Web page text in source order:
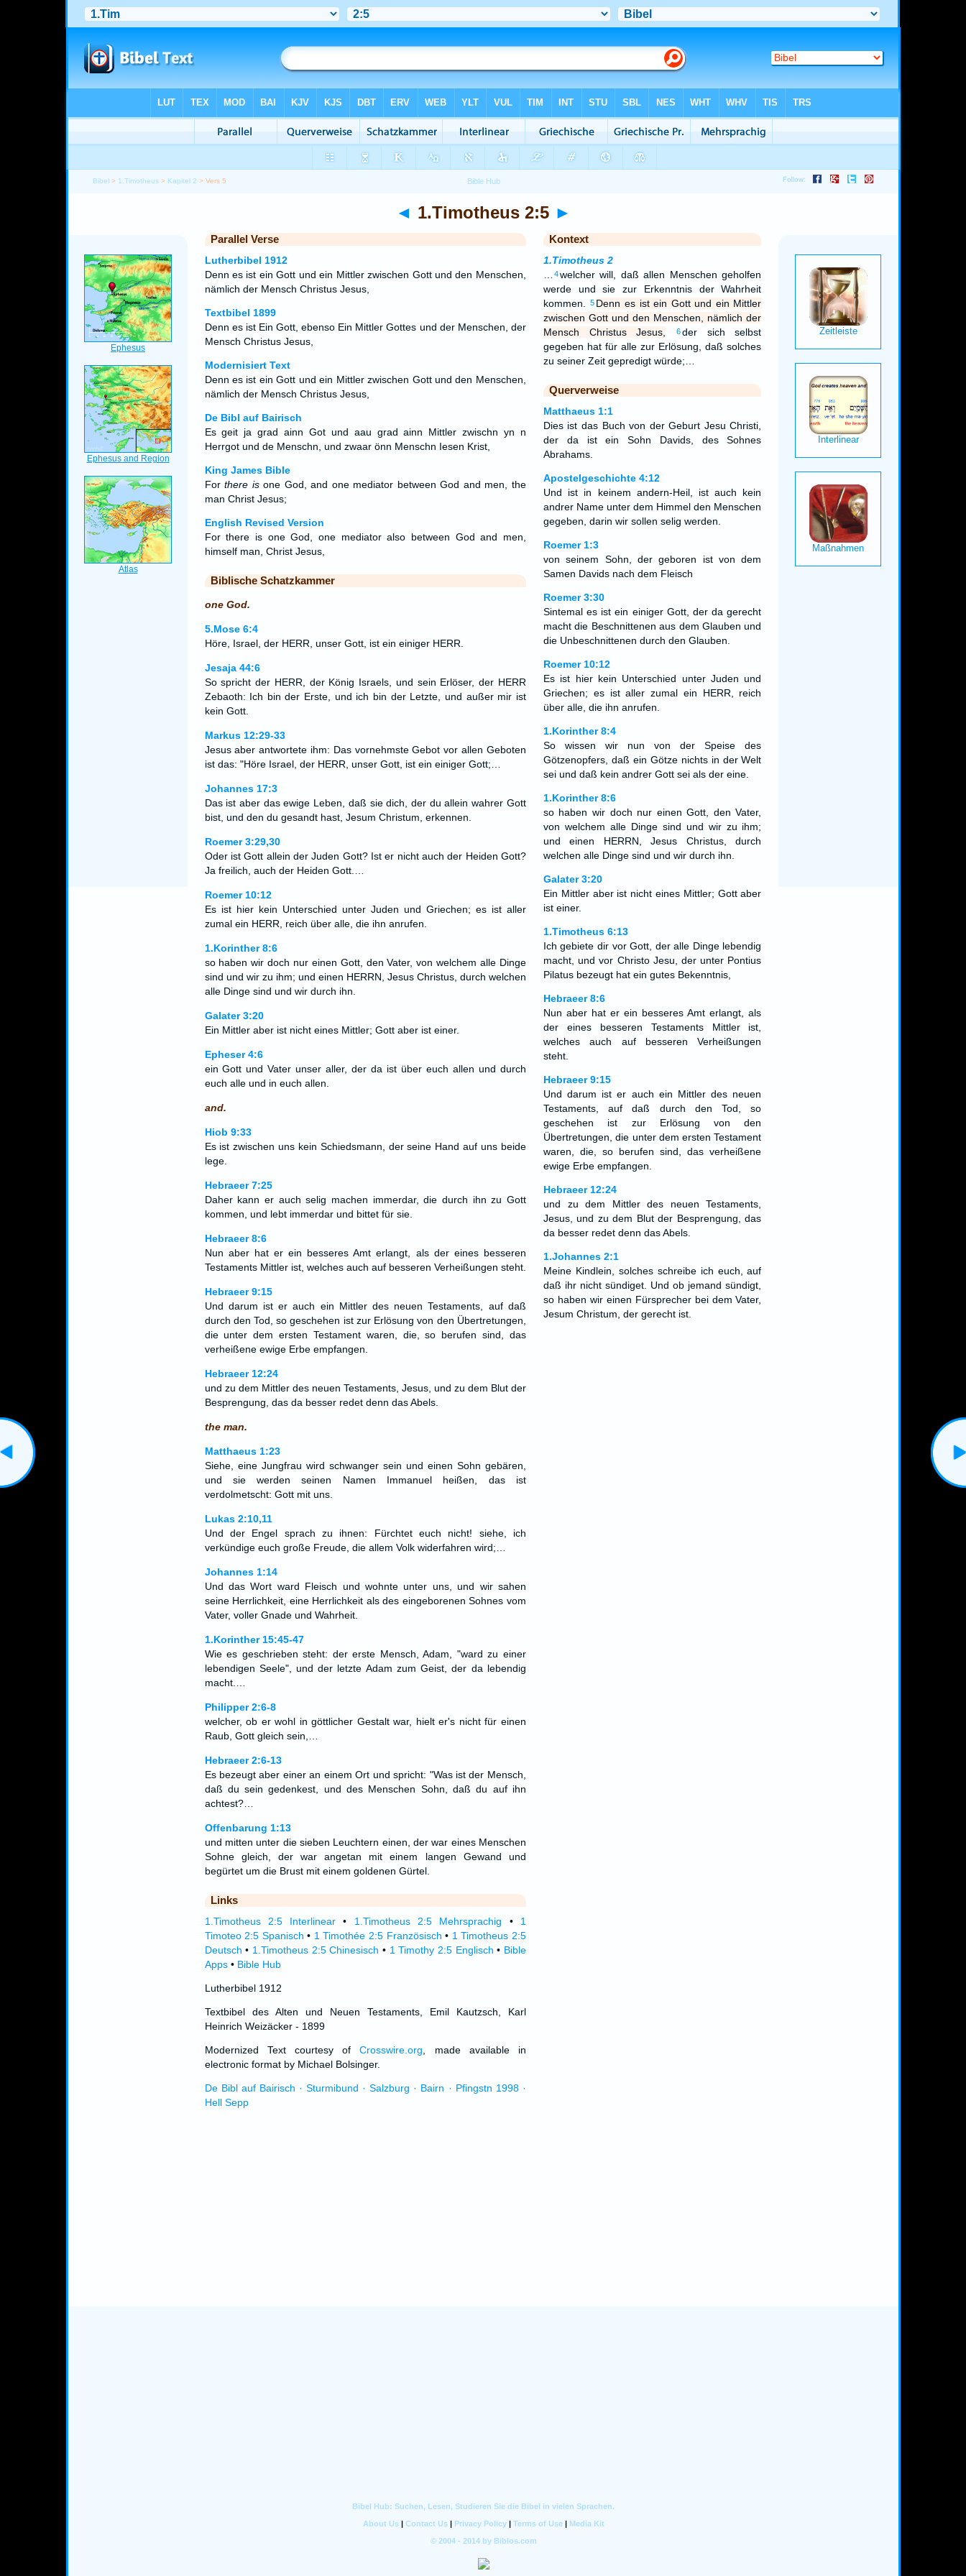
Bibel > 1.Timotheus > Kapitel 2 > Vers 5
◄ 1.Timotheus 2:5 ►
Parallel Verse
Lutherbibel 1912
Denn es ist ein Gott und ein Mittler zwischen Gott und den Menschen,
nämlich der Mensch Christus Jesus,
Textbibel 1899
Denn es ist Ein Gott, ebenso Ein Mittler Gottes und der Menschen, der
Mensch Christus Jesus,
Modernisiert Text
Denn es ist ein Gott und ein Mittler zwischen Gott und den Menschen,
nämlich der Mensch Christus Jesus,
De Bibl auf Bairisch
Es geit ja grad ainn Got und aau grad ainn Mittler zwischn yn n
Herrgot und de Menschn, und zwaar önn Menschn Iesen Krist,
King James Bible
Forthere isone God, and one mediator between God and men, the
man Christ Jesus;
English Revised Version
For there is one God, one mediator also between God and men,
himself man, Christ Jesus,
Biblische Schatzkammer
one God.
5.Mose 6:4
Höre, Israel, der HERR, unser Gott, ist ein einiger HERR.
Jesaja 44:6
So spricht der HERR, der König Israels, und sein Erlöser, der HERR
Zebaoth: Ich bin der Erste, und ich bin der Letzte, und außer mir ist
kein Gott.
Markus 12:29-33
Jesus aber antwortete ihm: Das vornehmste Gebot vor allen Geboten
ist das: "Höre Israel, der HERR, unser Gott, ist ein einiger Gott;…
Johannes 17:3
Das ist aber das ewige Leben, daß sie dich, der du allein wahrer Gott
bist, und den du gesandt hast, Jesum Christum, erkennen.
Roemer 3:29,30
Oder ist Gott allein der Juden Gott? Ist er nicht auch der Heiden Gott?
Ja freilich, auch der Heiden Gott.…
Roemer 10:12
Es ist hier kein Unterschied unter Juden und Griechen; es ist aller
zumal ein HERR, reich über alle, die ihn anrufen.
1.Korinther 8:6
so haben wir doch nur einen Gott, den Vater, von welchem alle Dinge
sind und wir zu ihm; und einen HERRN, Jesus Christus, durch welchen
alle Dinge sind und wir durch ihn.
Galater 3:20
Ein Mittler aber ist nicht eines Mittler; Gott aber ist einer.
Epheser 4:6
ein Gott und Vater unser aller, der da ist über euch allen und durch
euch alle und in euch allen.
and.
Hiob 9:33
Es ist zwischen uns kein Schiedsmann, der seine Hand auf uns beide
lege.
Hebraeer 7:25
Daher kann er auch selig machen immerdar, die durch ihn zu Gott
kommen, und lebt immerdar und bittet für sie.
Hebraeer 8:6
Nun aber hat er ein besseres Amt erlangt, als der eines besseren
Testaments Mittler ist, welches auch auf besseren Verheißungen steht.
Hebraeer 9:15
Und darum ist er auch ein Mittler des neuen Testaments, auf daß
durch den Tod, so geschehen ist zur Erlösung von den Übertretungen,
die unter dem ersten Testament waren, die, so berufen sind, das
verheißene ewige Erbe empfangen.
Hebraeer 12:24
und zu dem Mittler des neuen Testaments, Jesus, und zu dem Blut der
Besprengung, das da besser redet denn das Abels.
the man.
Matthaeus 1:23
Siehe, eine Jungfrau wird schwanger sein und einen Sohn gebären,
und sie werden seinen Namen Immanuel heißen, das ist
verdolmetscht: Gott mit uns.
Lukas 2:10,11
Und der Engel sprach zu ihnen: Fürchtet euch nicht! siehe, ich
verkündige euch große Freude, die allem Volk widerfahren wird;…
Johannes 1:14
Und das Wort ward Fleisch und wohnte unter uns, und wir sahen
seine Herrlichkeit, eine Herrlichkeit als des eingeborenen Sohnes vom
Vater, voller Gnade und Wahrheit.
1.Korinther 15:45-47
Wie es geschrieben steht: der erste Mensch, Adam, "ward zu einer
lebendigen Seele", und der letzte Adam zum Geist, der da lebendig
macht.…
Philipper 2:6-8
welcher, ob er wohl in göttlicher Gestalt war, hielt er's nicht für einen
Raub, Gott gleich sein,…
Hebraeer 2:6-13
Es bezeugt aber einer an einem Ort und spricht: "Was ist der Mensch,
daß du sein gedenkest, und des Menschen Sohn, daß du auf ihn
achtest?…
Offenbarung 1:13
und mitten unter die sieben Leuchtern einen, der war eines Menschen
Sohne gleich, der war angetan mit einem langen Gewand und
begürtet um die Brust mit einem goldenen Gürtel.
Links
1.Timotheus 2:5 Interlinear • 1.Timotheus 2:5 Mehrsprachig • 1
Timoteo 2:5 Spanisch • 1 Timothée 2:5 Französisch • 1 Timotheus 2:5
Deutsch • 1.Timotheus 2:5 Chinesisch • 1 Timothy 2:5 Englisch • Bible
Apps• Bible Hub
Lutherbibel 1912
Textbibel des Alten und Neuen Testaments, Emil Kautzsch, Karl
Heinrich Weizäcker - 1899
Modernized Text courtesy ofCrosswire.org , made available in
electronic format by Michael Bolsinger.
De Bibl auf Bairisch · Sturmibund · Salzburg · Bairn · Pfingstn 1998 ·
Hell Sepp
Kontext
1.Timotheus 2
4welcher will, daß allen Menschen geholfen
werde und sie zur Erkenntnis der Wahrheit
kommen.
5 Denn es ist ein Gott und ein Mittler
zwischen Gott und den Menschen, nämlich der
Mensch Christus Jesus,
6der sich selbst
gegeben hat für alle zur Erlösung, daß solches
zu seiner Zeit gepredigt würde;…
Querverweise
Matthaeus 1:1
Dies ist das Buch von der Geburt Jesu Christi,
der da ist ein Sohn Davids, des Sohnes
Abrahams.
Apostelgeschichte 4:12
Und ist in keinem andern-Heil, ist auch kein
andrer Name unter dem Himmel den Menschen
gegeben, darin wir sollen selig werden.
Roemer 1:3
von seinem Sohn, der geboren ist von dem
Samen Davids nach dem Fleisch
Roemer 3:30
Sintemal es ist ein einiger Gott, der da gerecht
macht die Beschnittenen aus dem Glauben und
die Unbeschnittenen durch den Glauben.
Roemer 10:12
Es ist hier kein Unterschied unter Juden und
Griechen; es ist aller zumal ein HERR, reich
über alle, die ihn anrufen.
1.Korinther 8:4
So wissen wir nun von der Speise des
Götzenopfers, daß ein Götze nichts in der Welt
sei und daß kein andrer Gott sei als der eine.
1.Korinther 8:6
so haben wir doch nur einen Gott, den Vater,
von welchem alle Dinge sind und wir zu ihm;
und einen HERRN, Jesus Christus, durch
welchen alle Dinge sind und wir durch ihn.
Galater 3:20
Ein Mittler aber ist nicht eines Mittler; Gott aber
ist einer.
1.Timotheus 6:13
Ich gebiete dir vor Gott, der alle Dinge lebendig
macht, und vor Christo Jesu, der unter Pontius
Pilatus bezeugt hat ein gutes Bekenntnis,
Hebraeer 8:6
Nun aber hat er ein besseres Amt erlangt, als
der eines besseren Testaments Mittler ist,
welches auch auf besseren Verheißungen
steht.
Hebraeer 9:15
Und darum ist er auch ein Mittler des neuen
Testaments, auf daß durch den Tod, so
geschehen ist zur Erlösung von den
Übertretungen, die unter dem ersten Testament
waren, die, so berufen sind, das verheißene
ewige Erbe empfangen.
Hebraeer 12:24
und zu dem Mittler des neuen Testaments,
Jesus, und zu dem Blut der Besprengung, das
da besser redet denn das Abels.
1.Johannes 2:1
Meine Kindlein, solches schreibe ich euch, auf
daß ihr nicht sündiget. Und ob jemand sündigt,
so haben wir einen Fürsprecher bei dem Vater,
Jesum Christum, der gerecht ist.